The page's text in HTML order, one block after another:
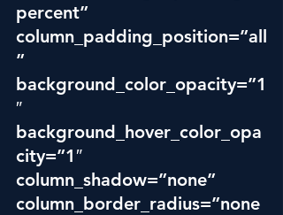
percent”
column_padding_position=”all
”
background_color_opacity=”1
″
background_hover_color_opa
city=”1″
column_shadow=”none”
column_border_radius=”none